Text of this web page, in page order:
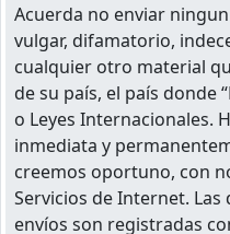
Acuerda no enviar
vulgar, difamatorio,
cualquier otro material
de su país, el país donde
o Leyes Internacionales.
inmediata y
creemos oportuno, con
Servicios de Internet.
envíos son registradas